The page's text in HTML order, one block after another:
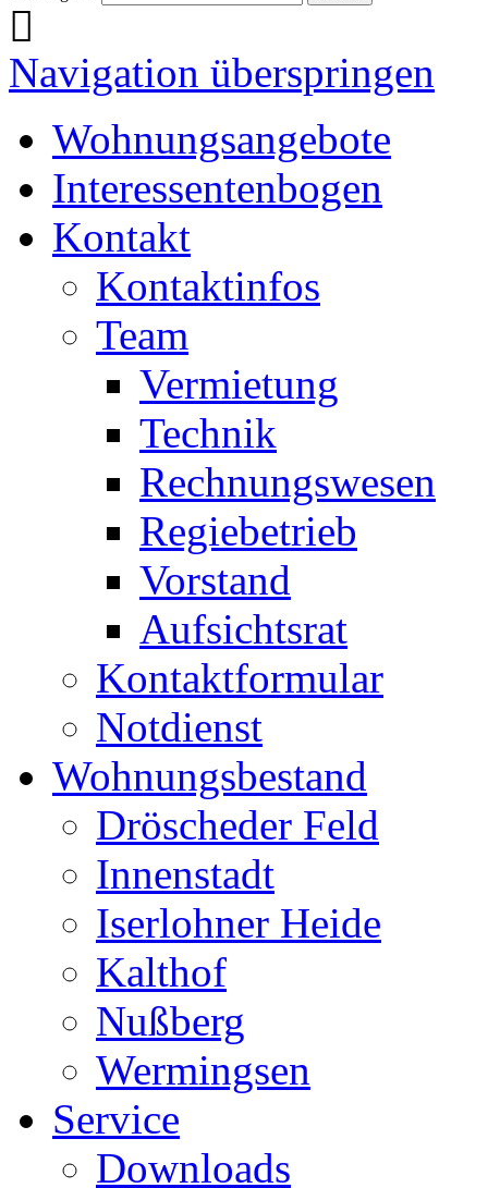
Navigation überspringen
Wohnungsangebote
Interessentenbogen
Kontakt
Kontaktinfos
Team
Vermietung
Technik
Rechnungswesen
Regiebetrieb
Vorstand
Aufsichtsrat
Kontaktformular
Notdienst
Wohnungsbestand
Dröscheder Feld
Innenstadt
Iserlohner Heide
Kalthof
Nußberg
Wermingsen
Service
Downloads